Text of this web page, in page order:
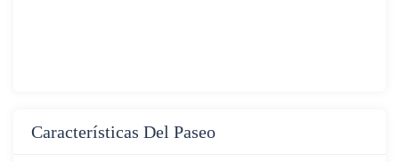
Características Del Paseo